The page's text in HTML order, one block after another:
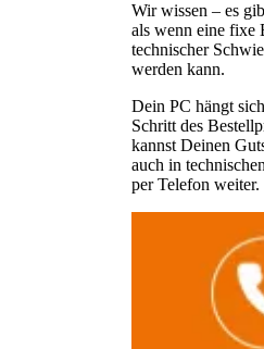
Wir wissen – es
als wenn eine fixe
technischer
werden kann.
Dein PC hängt
Schritt des
kannst Deinen
auch in
per Telefon weiter.